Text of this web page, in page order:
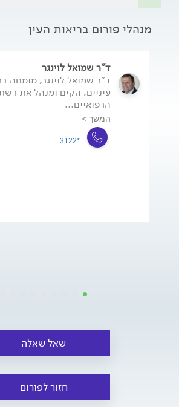
מנהלי פורום בריאות העין
ד"ר שמואל לוינגר
ד"ר שמואל לוינגר, מומחה
עיניים, הקים ומנהל את
הרפואיים...
המשך >
*3122
שאל שאלה
חזור לפורום